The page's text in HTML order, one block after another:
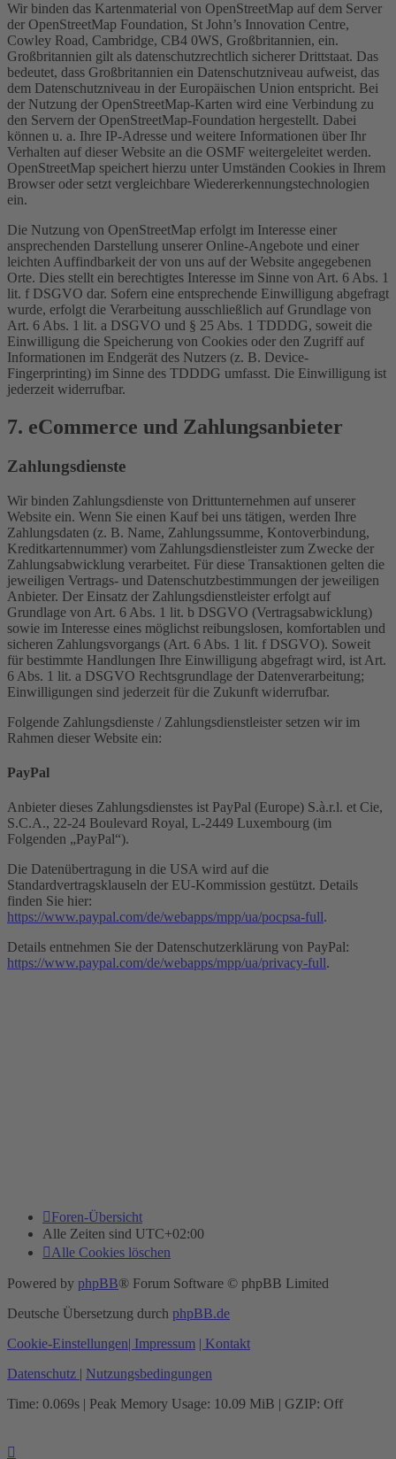
Wir binden das Kartenmaterial von OpenStreetMap auf dem Server
der OpenStreetMap Foundation, St John’s Innovation Centre,
Cowley Road, Cambridge, CB4 0WS, Großbritannien, ein.
Großbritannien gilt als datenschutzrechtlich sicherer Drittstaat. Das
bedeutet, dass Großbritannien ein Datenschutzniveau aufweist, das
dem Datenschutzniveau in der Europäischen Union entspricht. Bei
der Nutzung der OpenStreetMap-Karten wird eine Verbindung zu
den Servern der OpenStreetMap-Foundation hergestellt. Dabei
können u. a. Ihre IP-Adresse und weitere Informationen über Ihr
Verhalten auf dieser Website an die OSMF weitergeleitet werden.
OpenStreetMap speichert hierzu unter Umständen Cookies in Ihrem
Browser oder setzt vergleichbare Wiedererkennungstechnologien
ein.
Die Nutzung von OpenStreetMap erfolgt im Interesse einer
ansprechenden Darstellung unserer Online-Angebote und einer
leichten Auffindbarkeit der von uns auf der Website angegebenen
Orte. Dies stellt ein berechtigtes Interesse im Sinne von Art. 6 Abs. 1
lit. f DSGVO dar. Sofern eine entsprechende Einwilligung abgefragt
wurde, erfolgt die Verarbeitung ausschließlich auf Grundlage von
Art. 6 Abs. 1 lit. a DSGVO und § 25 Abs. 1 TDDDG, soweit die
Einwilligung die Speicherung von Cookies oder den Zugriff auf
Informationen im Endgerät des Nutzers (z. B. Device-
Fingerprinting) im Sinne des TDDDG umfasst. Die Einwilligung ist
jederzeit widerrufbar.
7. eCommerce und Zahlungs­anbieter
Zahlungsdienste
Wir binden Zahlungsdienste von Drittunternehmen auf unserer
Website ein. Wenn Sie einen Kauf bei uns tätigen, werden Ihre
Zahlungsdaten (z. B. Name, Zahlungssumme, Kontoverbindung,
Kreditkartennummer) vom Zahlungsdienstleister zum Zwecke der
Zahlungsabwicklung verarbeitet. Für diese Transaktionen gelten die
jeweiligen Vertrags- und Datenschutzbestimmungen der jeweiligen
Anbieter. Der Einsatz der Zahlungsdienstleister erfolgt auf
Grundlage von Art. 6 Abs. 1 lit. b DSGVO (Vertragsabwicklung)
sowie im Interesse eines möglichst reibungslosen, komfortablen und
sicheren Zahlungsvorgangs (Art. 6 Abs. 1 lit. f DSGVO). Soweit
für bestimmte Handlungen Ihre Einwilligung abgefragt wird, ist Art.
6 Abs. 1 lit. a DSGVO Rechtsgrundlage der Datenverarbeitung;
Einwilligungen sind jederzeit für die Zukunft widerrufbar.
Folgende Zahlungsdienste / Zahlungsdienstleister setzen wir im
Rahmen dieser Website ein:
PayPal
Anbieter dieses Zahlungsdienstes ist PayPal (Europe) S.à.r.l. et Cie,
S.C.A., 22-24 Boulevard Royal, L-2449 Luxembourg (im
Folgenden „PayPal“).
Die Datenübertragung in die USA wird auf die
Standardvertragsklauseln der EU-Kommission gestützt. Details
finden Sie hier:
https://www.paypal.com/de/webapps/mpp/ua/pocpsa-full.
Details entnehmen Sie der Datenschutzerklärung von PayPal:
https://www.paypal.com/de/webapps/mpp/ua/privacy-full.
Foren-Übersicht
Alle Zeiten sind UTC+02:00
Alle Cookies löschen
Powered by phpBB® Forum Software © phpBB Limited
Deutsche Übersetzung durch phpBB.de
Cookie-Einstellungen| Impressum | Kontakt
Datenschutz | Nutzungsbedingungen
Time: 0.069s | Peak Memory Usage: 10.09 MiB | GZIP: Off